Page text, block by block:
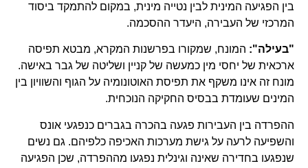
בין הפגיעה המינית לבין נטייה מינית, במקום להתמקד ביסוד
המרכזי של העבירה, היעדר ההסכמה.
"בעילה": המונח, שמקורו בפרשנות המקרא, מבטא תפיסה
ארכאית של יחסי מין כמעשה של קניין ושליטה של גבר באישה.
מונח זה אינו משקף את תפיסת האוטונומיה על הגוף והשוויון בין
המינים שעומדת בבסיס החקיקה הנוכחית.
ההפרדה בין העבירות פגעה בהכרה בגברים כנפגעי אונס
והשפיעה לרעה על גישת מערכות האכיפה כלפיהם. גם נשים
שנפגעו בחדירה שאינה וגינלית נפגעו מההפרדה, שכן הפגיעה